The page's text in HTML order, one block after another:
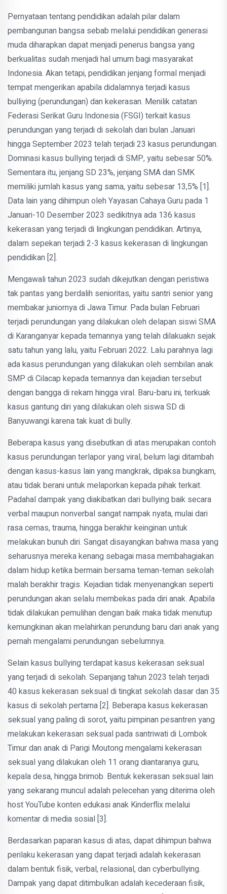
Pernyataan tentang pendidikan adalah pilar dalam
pembangunan bangsa sebab melalui pendidikan generasi
muda diharapkan dapat menjadi penerus bangsa yang
berkualitas sudah menjadi hal umum bagi masyarakat
Indonesia. Akan tetapi, pendidikan jenjang formal menjadi
tempat mengerikan apabila didalamnya terjadi kasus
bulliying (perundungan) dan kekerasan. Menilik catatan
Federasi Serikat Guru Indonesia (FSGI) terkait kasus
perundungan yang terjadi di sekolah dari bulan Januari
hingga September 2023 telah terjadi 23 kasus perundungan.
Dominasi kasus bullying terjadi di SMP, yaitu sebesar 50%.
Sementara itu, jenjang SD 23%, jenjang SMA dan SMK
memiliki jumlah kasus yang sama, yaitu sebesar 13,5% [1].
Data lain yang dihimpun oleh Yayasan Cahaya Guru pada 1
Januari-10 Desember 2023 sedikitnya ada 136 kasus
kekerasan yang terjadi di lingkungan pendidikan. Artinya,
dalam sepekan terjadi 2-3 kasus kekerasan di lingkungan
pendidikan [2].
Mengawali tahun 2023 sudah dikejutkan dengan peristiwa
tak pantas yang berdalih senioritas, yaitu santri senior yang
membakar juniornya di Jawa Timur. Pada bulan Februari
terjadi perundungan yang dilakukan oleh delapan siswi SMA
di Karanganyar kepada temannya yang telah dilakuakn sejak
satu tahun yang lalu, yaitu Februari 2022. Lalu parahnya lagi
ada kasus perundungan yang dilakukan oleh sembilan anak
SMP di Cilacap kepada temannya dan kejadian tersebut
dengan bangga di rekam hingga viral. Baru-baru ini, terkuak
kasus gantung diri yang dilakukan oleh siswa SD di
Banyuwangi karena tak kuat di bully.
Beberapa kasus yang disebutkan di atas merupakan contoh
kasus perundungan terlapor yang viral, belum lagi ditambah
dengan kasus-kasus lain yang mangkrak, dipaksa bungkam,
atau tidak berani untuk melaporkan kepada pihak terkait.
Padahal dampak yang diakibatkan dari bullying baik secara
verbal maupun nonverbal sangat nampak nyata, mulai dari
rasa cemas, trauma, hingga berakhir keinginan untuk
melakukan bunuh diri. Sangat disayangkan bahwa masa yang
seharusnya mereka kenang sebagai masa membahagiakan
dalam hidup ketika bermain bersama teman-teman sekolah
malah berakhir tragis. Kejadian tidak menyenangkan seperti
perundungan akan selalu membekas pada diri anak. Apabila
tidak dilakukan pemulihan dengan baik maka tidak menutup
kemungkinan akan melahirkan perundung baru dari anak yang
pernah mengalami perundungan sebelumnya.
Selain kasus bullying terdapat kasus kekerasan seksual
yang terjadi di sekolah. Sepanjang tahun 2023 telah terjadi
40 kasus kekerasan seksual di tingkat sekolah dasar dan 35
kasus di sekolah pertama [2]. Beberapa kasus kekerasan
seksual yang paling di sorot, yaitu pimpinan pesantren yang
melakukan kekerasan seksual pada santriwati di Lombok
Timur dan anak di Parigi Moutong mengalami kekerasan
seksual yang dilakukan oleh 11 orang diantaranya guru,
kepala desa, hingga brimob. Bentuk kekerasan seksual lain
yang sekarang muncul adalah pelecehan yang diterima oleh
host YouTube konten edukasi anak Kinderflix melalui
komentar di media sosial [3].
Berdasarkan paparan kasus di atas, dapat dihimpun bahwa
perilaku kekerasan yang dapat terjadi adalah kekerasan
dalam bentuk fisik, verbal, relasional, dan cyberbullying.
Dampak yang dapat ditimbulkan adalah kecederaan fisik,